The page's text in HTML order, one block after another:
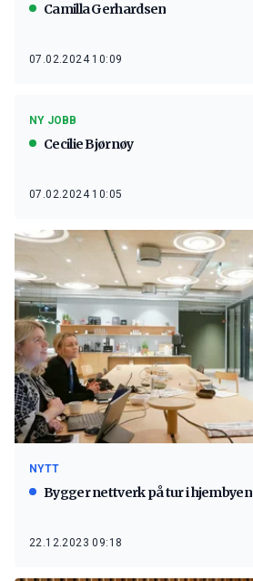
Camilla Gerhardsen
07.02.2024 10:09
NY JOBB
Cecilie Bjørnøy
07.02.2024 10:05
NYTT
Bygger nettverk på tur i hjembyen
22.12.2023 09:18